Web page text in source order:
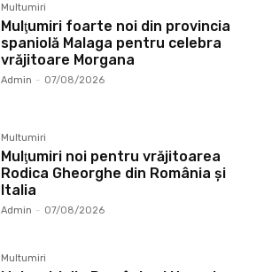
Multumiri
Mulţumiri foarte noi din provincia
spaniolă Malaga pentru celebra
vrăjitoare Morgana
Admin - 07/08/2026
Multumiri
Mulţumiri noi pentru vrăjitoarea
Rodica Gheorghe din România și
Italia
Admin - 07/08/2026
Multumiri